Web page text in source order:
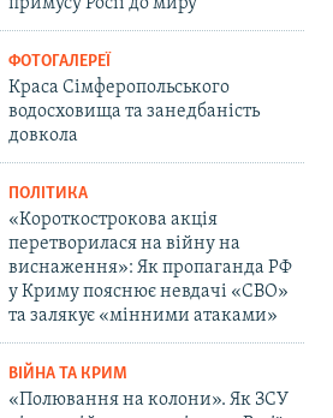
примусу Росії до миру
ФОТОГАЛЕРЕЇ
Краса Сімферопольського
водосховища та занедбаність
довкола
ПОЛІТИКА
«Короткострокова акція
перетворилася на війну на
виснаження»: Як пропаганда РФ
у Криму пояснює невдачі «СВО»
та залякує «мінними атаками»
ВІЙНА ТА КРИМ
«Полювання на колони». Як ЗСУ